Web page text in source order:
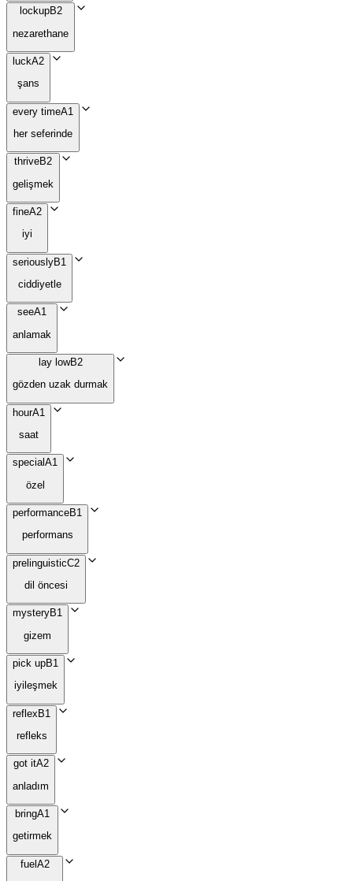
lockupB2
nezarethane
luckA2
şans
every timeA1
her seferinde
thriveB2
gelişmek
fineA2
iyi
seriouslyB1
ciddiyetle
seeA1
anlamak
lay lowB2
gözden uzak durmak
hourA1
saat
specialA1
özel
performanceB1
performans
prelinguisticC2
dil öncesi
mysteryB1
gizem
pick upB1
iyileşmek
reflexB1
refleks
got itA2
anladım
bringA1
getirmek
fuelA2